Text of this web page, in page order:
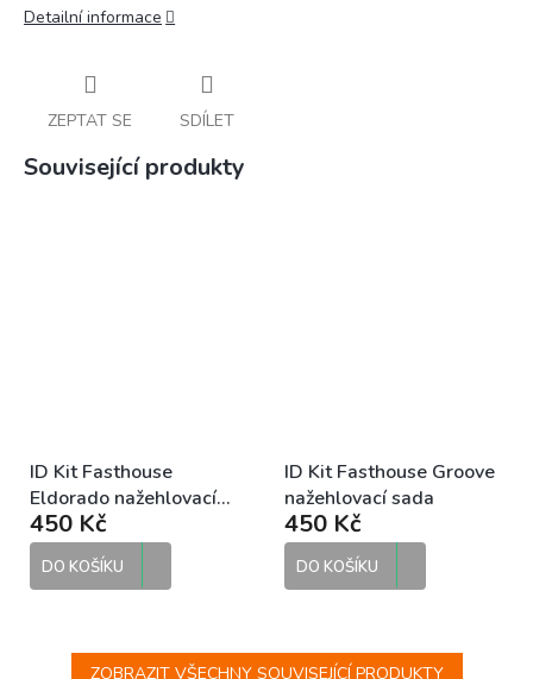
Detailní informace
ZEPTAT SE SDÍLET
Související produkty
ID Kit Fasthouse
Eldorado nažehlovací
sada
450 Kč
DO KOŠÍKU
ID Kit Fasthouse Groove
nažehlovací sada
450 Kč
DO KOŠÍKU
ZOBRAZIT VŠECHNY SOUVISEJÍCÍ PRODUKTY